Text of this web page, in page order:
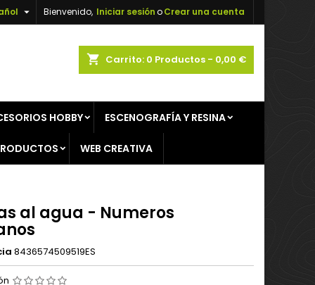
Bienvenido, Iniciar sesiónoCrear una cuenta

shopping_cart Carrito: 0 Productos - 0,00 €
HOBBY ESCENOGRAFÍA Y RESINA
WEB CREATIVA
al agua - Numeros
8436574509519ES